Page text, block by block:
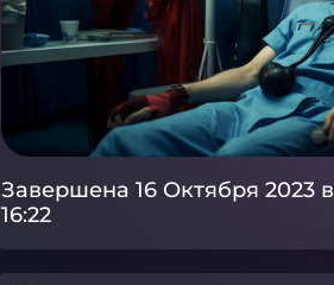
Завершена 16 Октября 2023 в
16:22